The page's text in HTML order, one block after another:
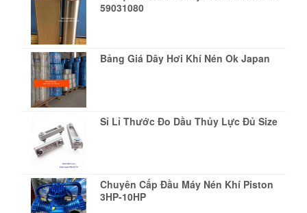
59031080
Bảng Giá Dây Hơi Khí Nén Ok Japan
Sỉ Lỉ Thước Đo Dầu Thủy Lực Đủ Size
Chuyên Cấp Đầu Máy Nén Khí Piston
3HP-10HP